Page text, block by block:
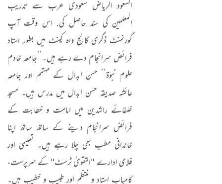
السعود الرياض سعودی عرب سے تدریب
المعلمین کی سند حاصل کی. اس وقت آپ
گورنمنٹ ڈگری کالج واہ کینٹ میں بطور استاد
فرائض سرانجام دے رہے ہیں۔’’جامعہ خادم
علوم نبوۃ‘‘ حسن ابدال کے مہتمم اور جامعہ
عائشہ صدیقہ حسن ابدال میں مدرس ہیں۔ مسجد
خلفائے راشدین میں امامت و خطابت کے
فرائض سرانجام دینے کے ساتھ ساتھ اپنا
خاندانی مطب بھی چلا رہے ہیں۔ تعلیمی اور
فلاحی ادارے "التقویٰ ٹرسٹ" کے سرپرست،